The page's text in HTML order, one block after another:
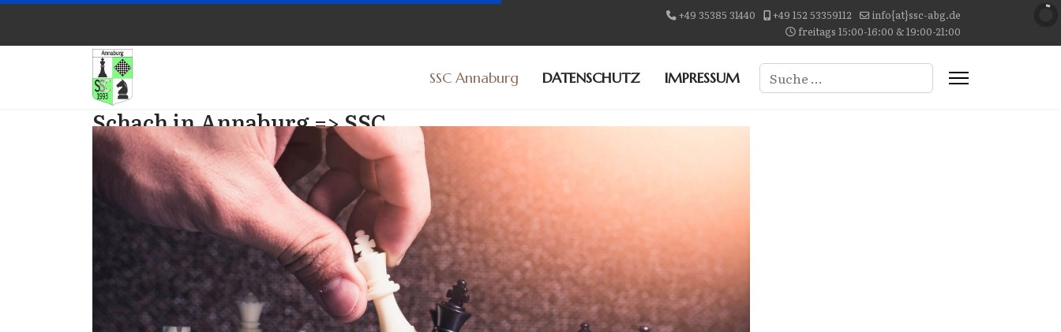
+49 35385 31440 +49 152 53359112
info{at}ssc-abg.de
freitags 15:00-16:00 & 19:00-21:00
SSC Annaburg DATENSCHUTZ IMPRESSUM Suchen
Schach in Annaburg => SSC